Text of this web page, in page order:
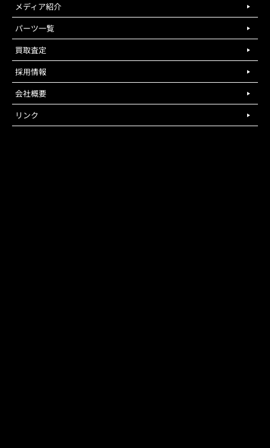
メディア紹介
パーツ一覧
買取査定
採用情報
会社概要
リンク